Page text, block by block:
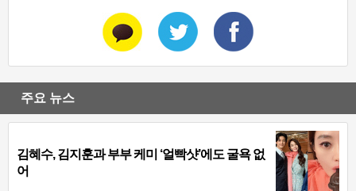
주요 뉴스
김혜수, 김지훈과 부부 케미 ‘얼빡샷’에도 굴욕 없
어